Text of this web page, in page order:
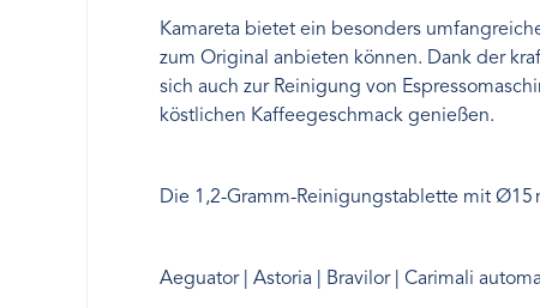
Kamareta bietet ein besonders
zum Original anbieten können. Dank der
sich auch zur Reinigung von
köstlichen Kaffeegeschmack genießen.
Die 1,2-Gramm-Reinigungstablette mit
Aeguator | Astoria | Bravilor | Carimali